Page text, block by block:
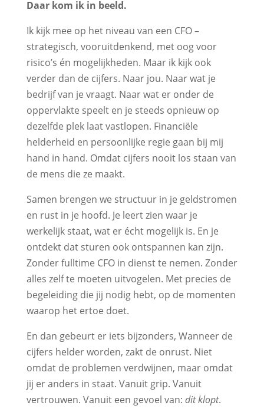
Daar kom ik in beeld.
Ik kijk mee op het niveau van een CFO –
strategisch, vooruitdenkend, met oog voor
risico’s én mogelijkheden. Maar ik kijk ook
verder dan de cijfers. Naar jou. Naar wat je
bedrijf van je vraagt. Naar wat er onder de
oppervlakte speelt en je steeds opnieuw op
dezelfde plek laat vastlopen. Financiële
helderheid en persoonlijke regie gaan bij mij
hand in hand. Omdat cijfers nooit los staan van
de mens die ze maakt.
Samen brengen we structuur in je geldstromen
en rust in je hoofd. Je leert zien waar je
werkelijk staat, wat er écht mogelijk is. En je
ontdekt dat sturen ook ontspannen kan zijn.
Zonder fulltime CFO in dienst te nemen. Zonder
alles zelf te moeten uitvogelen. Met precies de
begeleiding die jij nodig hebt, op de momenten
waarop het ertoe doet.
En dan gebeurt er iets bijzonders, Wanneer de
cijfers helder worden, zakt de onrust. Niet
omdat de problemen verdwijnen, maar omdat
jij er anders in staat. Vanuit grip. Vanuit
vertrouwen. Vanuit een gevoel van: dit klopt.